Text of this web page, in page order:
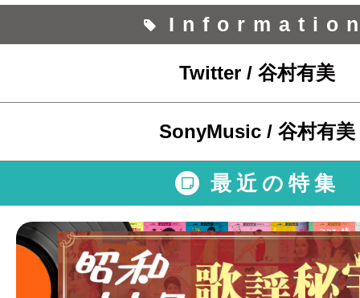
Twitter / 谷村有美
SonyMusic / 谷村有美
最近の特集